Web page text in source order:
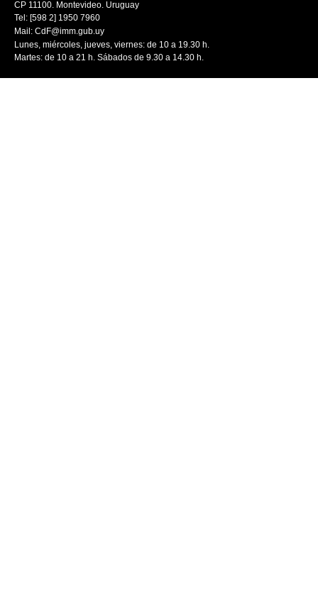
CP 11100. Montevideo. Uruguay
Tel: [598 2] 1950 7960
Mail: CdF@imm.gub.uy
Lunes, miércoles, jueves, viernes: de 10 a 19.30 h.
Martes: de 10 a 21 h. Sábados de 9.30 a 14.30 h.